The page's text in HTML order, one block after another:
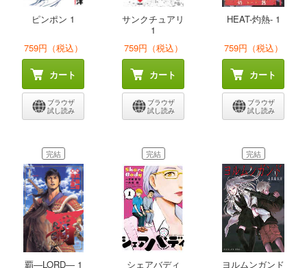
ピンポン 1
759円（税込）
カート
ブラウザ
試し読み
サンクチュアリ
1
759円（税込）
カート
ブラウザ
試し読み
HEAT-灼熱- 1
759円（税込）
カート
ブラウザ
試し読み
完結
覇―LORD― 1
完結
シェアバディ
完結
ヨルムンガンド